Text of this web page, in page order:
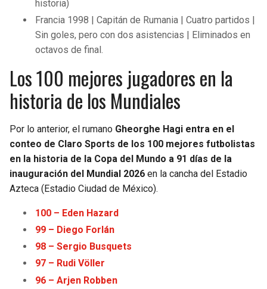
historia)
Francia 1998 | Capitán de Rumania | Cuatro partidos |
Sin goles, pero con dos asistencias | Eliminados en
octavos de final.
Los 100 mejores jugadores en la
historia de los Mundiales
Por lo anterior, el rumano Gheorghe Hagi entra en el
conteo de Claro Sports de los 100 mejores futbolistas
en la historia de la Copa del Mundo a 91 días de la
inauguración del Mundial 2026 en la cancha del Estadio
Azteca (Estadio Ciudad de México).
100 – Eden Hazard
99 – Diego Forlán
98 – Sergio Busquets
97 – Rudi Völler
96 – Arjen Robben